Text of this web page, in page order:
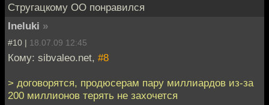
Стругацкому ОО понравился
Ineluki »
#10 | 18.07.09 12:45
Кому: sibvaleo.net, #8
> договорятся, продюсерам пару миллиардов из-за
200 миллионов терять не захочется